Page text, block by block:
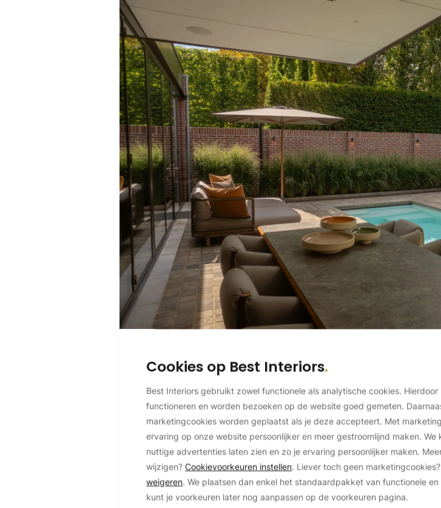
Cookies op Best Interiors
Best Interiors gebruikt zowel functionele als analytische cookies.
functioneren en worden bezoeken op de website goed gemeten.
marketingcookies worden geplaatst als je deze accepteert. Met
ervaring op onze website persoonlijker en meer gestroomlijnd maken. We
nuttige advertenties laten zien en zo je ervaring persoonlijker maken.
wijzigen?Cookievoorkeuren instellen. Liever toch geen
weigeren. We plaatsen dan enkel het standaardpakket van functionele
kunt je voorkeuren later nog aanpassen op de voorkeuren pagina.